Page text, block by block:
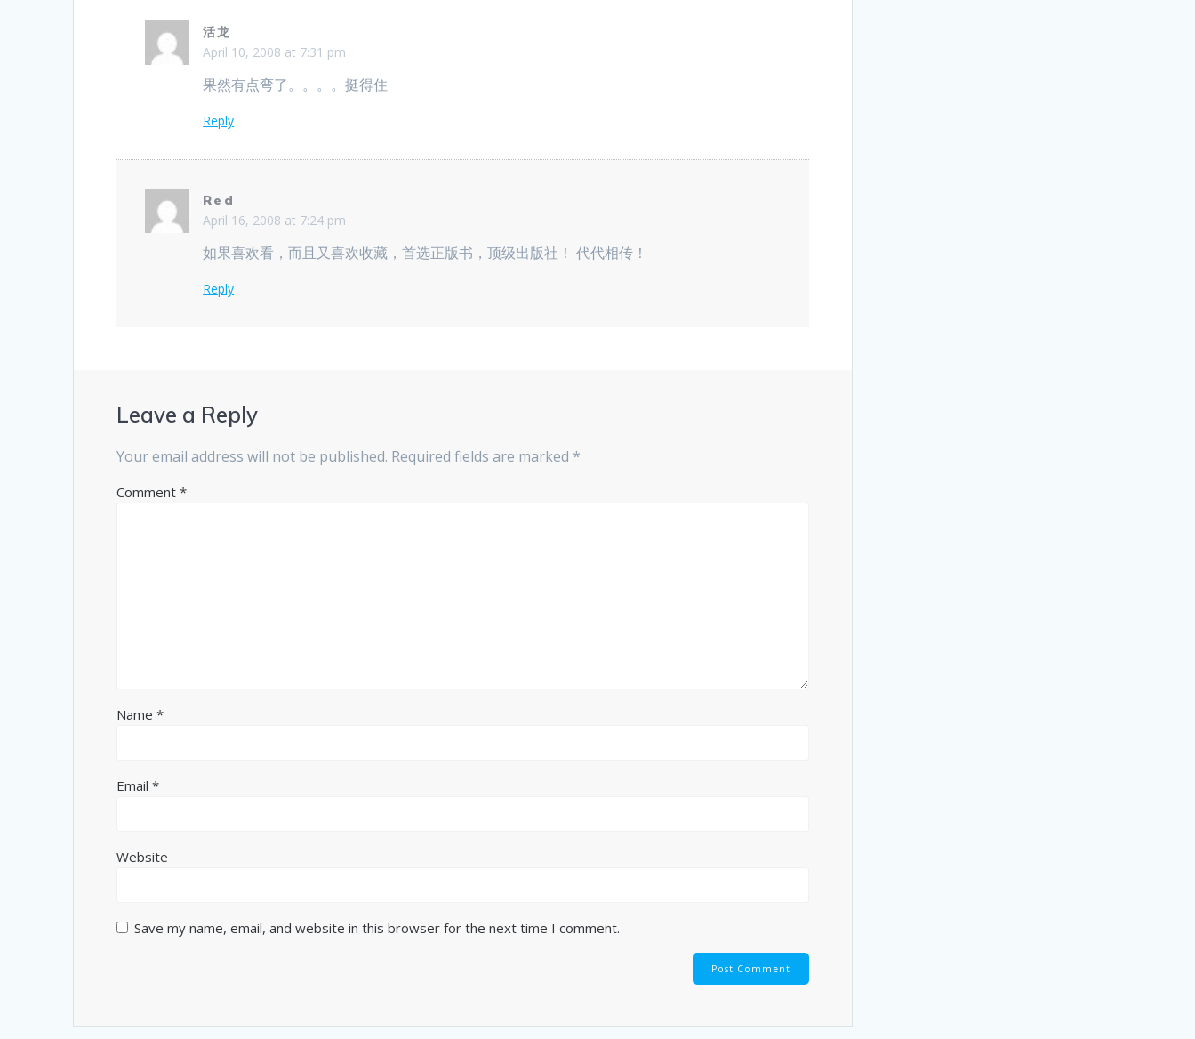
活龙
April 10, 2008 at 7:31 pm
果然有点弯了。。。。挺得住
Reply
Red
April 16, 2008 at 7:24 pm
如果喜欢看，而且又喜欢收藏，首选正版书，顶级出版社！ 代代相传！
Reply
Leave a Reply
Your email address will not be published. Required fields are marked *
Comment*
Name*
Email*
Website
Save my name, email, and website in this browser for the next time I comment.